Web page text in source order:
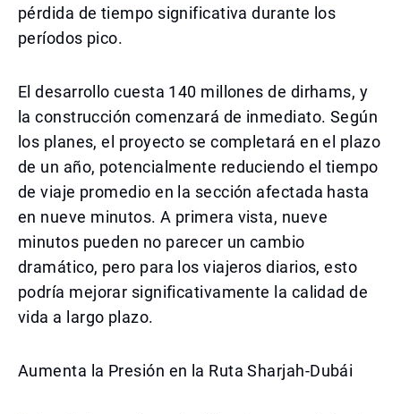
pérdida de tiempo significativa durante los
períodos pico.
El desarrollo cuesta 140 millones de dirhams, y
la construcción comenzará de inmediato. Según
los planes, el proyecto se completará en el plazo
de un año, potencialmente reduciendo el tiempo
de viaje promedio en la sección afectada hasta
en nueve minutos. A primera vista, nueve
minutos pueden no parecer un cambio
dramático, pero para los viajeros diarios, esto
podría mejorar significativamente la calidad de
vida a largo plazo.
Aumenta la Presión en la Ruta Sharjah-Dubái